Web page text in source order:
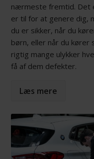
nærmeste fremtid. Det
er til for at genere dig,
du er sikker, når du
børn, eller når du
rigtig mange ulykker
få af dem defekter.
Læs mere